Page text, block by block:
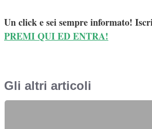
Un click e sei sempre informato!
PREMI QUI ED ENTRA!
Gli altri articoli